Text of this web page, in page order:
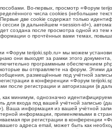
Во-первых, просмотр «Форум
числа cookies (небольшие
две cookie содержат только
(в дальнейшем «session-id»),
создана после просмотра одной из
о прочтённых вами темах,
«Форум terijoki.spb.ru» мы можем
они выходят за рамки этого документа,
программным обеспечением
вы отправляете на форум. Этими
размещённые под учётной
в конференции «Форум
после регистрации и авторизации (в
как минимум, однозначно
для входа под вашей учётной записью
Ваша информация из вашей учётной
информации, применяемыми в
при регистрации в конференции
адреса email, может быть как